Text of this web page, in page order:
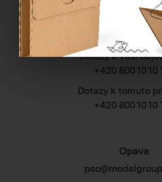
Potřebujete
Dotazy k vaší
+420 800 10 10
Dotazy k tomuto
+420 800 10 10
Opava